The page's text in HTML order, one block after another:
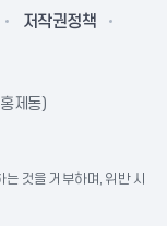
저작권정책
제동)
것을 거부하며, 위반 시